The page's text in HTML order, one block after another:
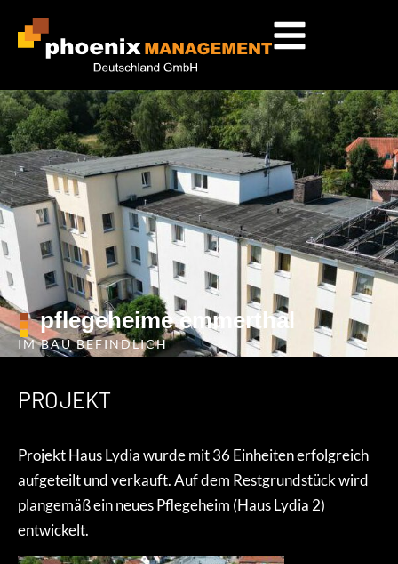
pflegeheime emmerthal
IM BAU BEFINDLICH
PROJEKT
Projekt Haus Lydia wurde mit 36 Einheiten erfolgreich
aufgeteilt und verkauft. Auf dem Restgrundstück wird
plangemäß ein neues Pflegeheim (Haus Lydia 2)
entwickelt.